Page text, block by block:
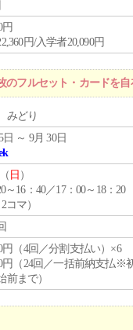
円
円/入学者20,090円
フルセット・カードを自
どり
日 ～ 9月 30日
日 ）
～16：40／17：00～18：20
2コマ）
円（4回／分割支払い）×6
円（24回／一括前納支払※
前まで）